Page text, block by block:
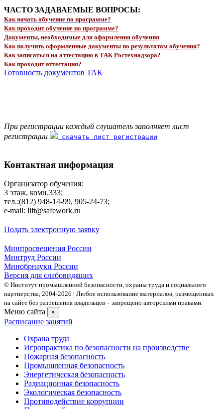
ЧАСТО ЗАДАВАЕМЫЕ ВОПРОСЫ:
Как начать обучение по программе?
Как проходит обучение по программе?
Документы, необходимые для оформления обучения
Как получить оформленные документы по результатам обучения?
Как записаться на аттестацию в ТАК Ростехнадзора?
Как проходит аттестация?
Готовность документов ТАК
При регистрации каждый слушатель заполняет лист
регистрации
скачать лист регистрации
Контактная информация
Организатор обучения:
3 этаж, комн.333;
тел.:(812) 948-14-99, 905-24-73;
e-mail: lift@safework.ru
Подать электронную заявку
Минпросвещения России
Минтруд России
Минобрнауки России
Версия для слабовидящих
© Институт промышленной безопасности, охраны труда и социального
партнерства, 2004- 2026 | Любое использование материалов, размещенных
на сайте без разрешения владельцев – запрещено авторскими правами.
Меню сайта ×
Расписание занятий
Охрана труда
Игропрактика по безопасности на производстве
Пожарная безопасность
Промышленная безопасность
Энергетическая безопасность
Радиационная безопасность
Экологическая безопасность
Противодействие коррупции